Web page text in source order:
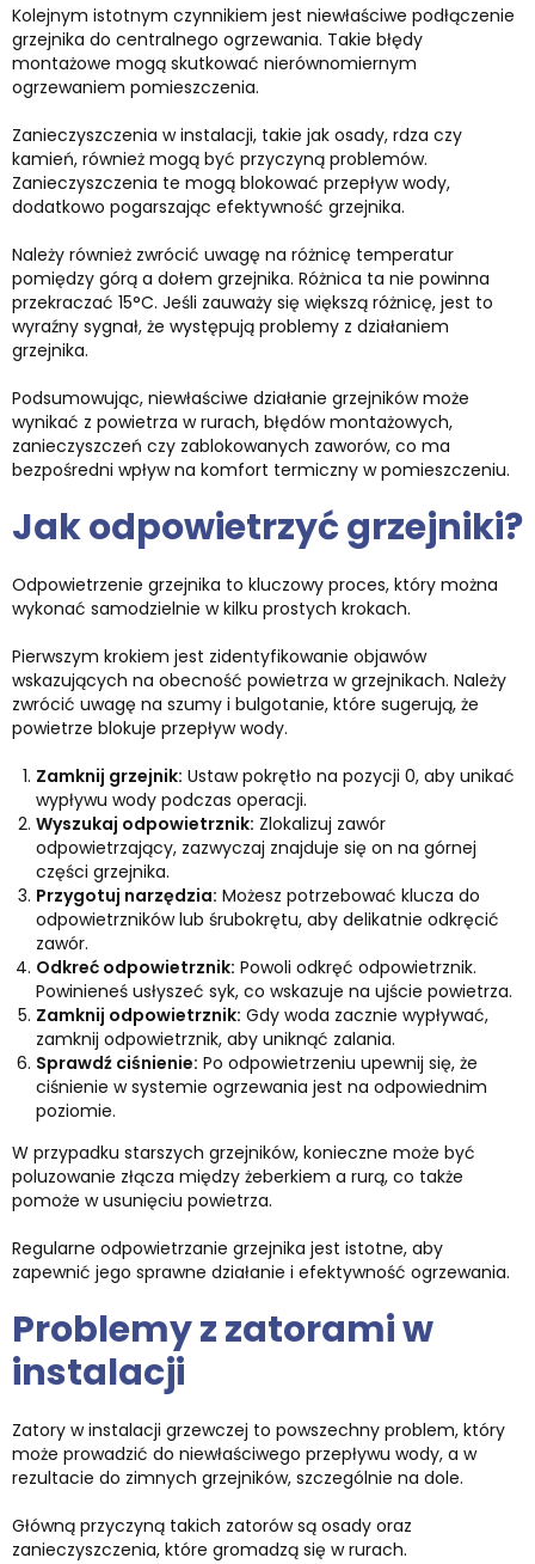
Kolejnym istotnym czynnikiem jest niewłaściwe podłączenie
grzejnika do centralnego ogrzewania. Takie błędy
montażowe mogą skutkować nierównomiernym
ogrzewaniem pomieszczenia.
Zanieczyszczenia w instalacji, takie jak osady, rdza czy
kamień, również mogą być przyczyną problemów.
Zanieczyszczenia te mogą blokować przepływ wody,
dodatkowo pogarszając efektywność grzejnika.
Należy również zwrócić uwagę na różnicę temperatur
pomiędzy górą a dołem grzejnika. Różnica ta nie powinna
przekraczać 15°C. Jeśli zauważy się większą różnicę, jest to
wyraźny sygnał, że występują problemy z działaniem
grzejnika.
Podsumowując, niewłaściwe działanie grzejników może
wynikać z powietrza w rurach, błędów montażowych,
zanieczyszczeń czy zablokowanych zaworów, co ma
bezpośredni wpływ na komfort termiczny w pomieszczeniu.
Jak odpowietrzyć grzejniki?
Odpowietrzenie grzejnika to kluczowy proces, który można
wykonać samodzielnie w kilku prostych krokach.
Pierwszym krokiem jest zidentyfikowanie objawów
wskazujących na obecność powietrza w grzejnikach. Należy
zwrócić uwagę na szumy i bulgotanie, które sugerują, że
powietrze blokuje przepływ wody.
Zamknij grzejnik: Ustaw pokrętło na pozycji 0, aby unikać
wypływu wody podczas operacji.
Wyszukaj odpowietrznik: Zlokalizuj zawór
odpowietrzający, zazwyczaj znajduje się on na górnej
części grzejnika.
Przygotuj narzędzia: Możesz potrzebować klucza do
odpowietrzników lub śrubokrętu, aby delikatnie odkręcić
zawór.
Odkreć odpowietrznik: Powoli odkręć odpowietrznik.
Powinieneś usłyszeć syk, co wskazuje na ujście powietrza.
Zamknij odpowietrznik: Gdy woda zacznie wypływać,
zamknij odpowietrznik, aby uniknąć zalania.
Sprawdź ciśnienie: Po odpowietrzeniu upewnij się, że
ciśnienie w systemie ogrzewania jest na odpowiednim
poziomie.
W przypadku starszych grzejników, konieczne może być
poluzowanie złącza między żeberkiem a rurą, co także
pomoże w usunięciu powietrza.
Regularne odpowietrzanie grzejnika jest istotne, aby
zapewnić jego sprawne działanie i efektywność ogrzewania.
Problemy z zatorami w
instalacji
Zatory w instalacji grzewczej to powszechny problem, który
może prowadzić do niewłaściwego przepływu wody, a w
rezultacie do zimnych grzejników, szczególnie na dole.
Główną przyczyną takich zatorów są osady oraz
zanieczyszczenia, które gromadzą się w rurach.